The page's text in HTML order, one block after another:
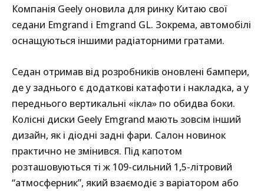
Компанія Geely оновила для ринку Китаю свої
седани Emgrand і Emgrand GL. Зокрема, автомобілі
оснащуються іншими радіаторними гратами.
Седан отримав від розробників оновлені бампери,
де у заднього є додаткові катафоти і накладка, а у
переднього вертикальні «ікла» по обидва боки.
Колісні диски Geely Emgrand мають зовсім інший
дизайн, як і діодні задні фари. Салон новинок
практично не змінився. Під капотом
розташовуються ті ж 109-сильний 1,5-літровий
“атмосферник”, який взаємодіє з варіатором або